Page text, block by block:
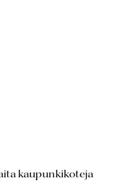
kaupunkikoteja